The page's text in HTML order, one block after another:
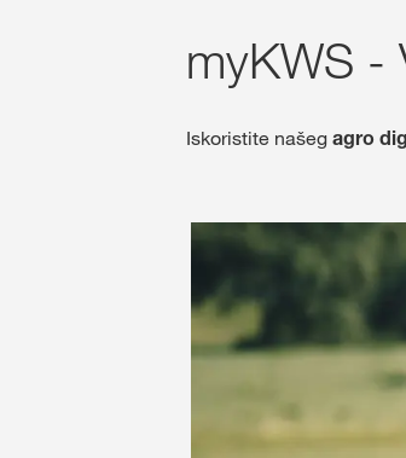
myKWS -
Iskoristite našeg agro